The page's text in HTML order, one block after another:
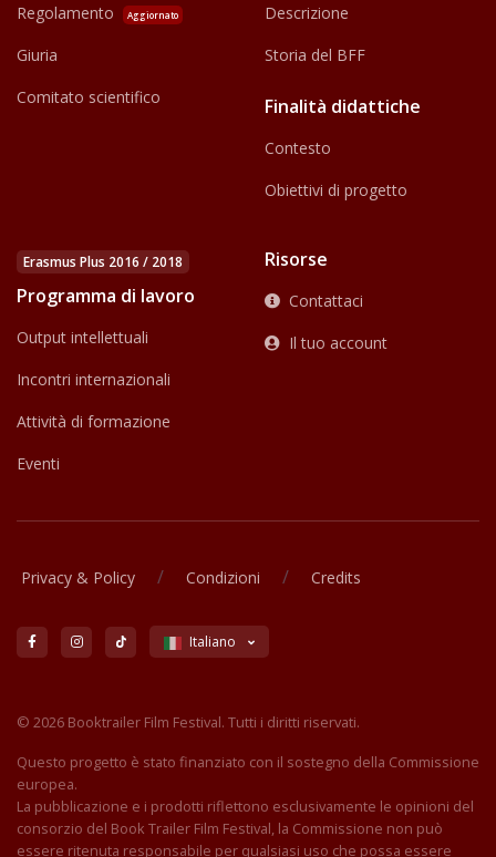
Regolamento
Aggiornato
Giuria
Comitato scientifico
Descrizione
Storia del BFF
Finalità didattiche
Contesto
Obiettivi di progetto
Erasmus Plus 2016 / 2018
Programma di lavoro
Output intellettuali
Incontri internazionali
Attività di formazione
Eventi
Risorse
Contattaci
Il tuo account
Privacy & Policy / Condizioni / Credits
Italiano
© 2026 Booktrailer Film Festival. Tutti i diritti riservati.
Questo progetto è stato finanziato con il sostegno della Commissione
europea.
La pubblicazione e i prodotti riflettono esclusivamente le opinioni del
consorzio del Book Trailer Film Festival, la Commissione non può
essere ritenuta responsabile per qualsiasi uso che possa essere